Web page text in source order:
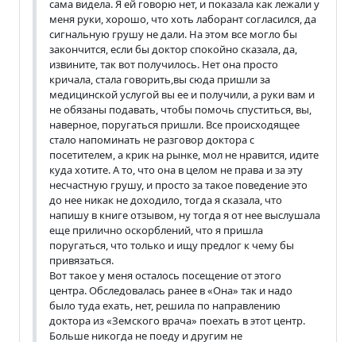
сама видела. Я ей говорю нет, и показала как лежали у
меня руки, хорошо, что хоть лаборант согласился, да
сигнальную грушу не дали. На этом все могло бы
закончится, если бы доктор спокойно сказала, да,
извините, так вот получилось. Нет она просто
кричала, стала говорить,вы сюда пришли за
медицинской услугой вы ее и получили, а руки вам и
не обязаны подавать, чтобы помочь спуститься, вы,
наверное, поругаться пришли. Все происходящее
стало напоминать не разговор доктора с
посетителем, а крик на рынке, мол не нравится, идите
куда хотите. А то, что она в целом не права и за эту
несчастную грушу, и просто за такое поведение это
до нее никак не доходило, тогда я сказала, что
напишу в книге отзывом, ну тогда я от нее выслушала
еще прилично оскорблений, что я пришла
поругаться, что только и ищу предлог к чему бы
привязаться.
Вот такое у меня осталось посещение от этого
центра. Обследовалась ранее в «Она» так и надо
было туда ехать, нет, решила по направлению
доктора из «Земского врача» поехать в этот центр.
Больше никогда не поеду и другим не